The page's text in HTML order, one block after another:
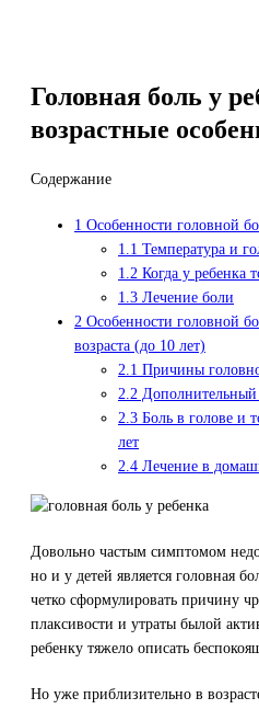
Головная боль у
возрастные
Содержание
1 Особенности головной
1.1 Температура и
1.2 Когда у ребенка
1.3 Лечение боли
2 Особенности головной
возраста (до 10 лет)
2.1 Причины
2.2 Дополнительный
2.3 Боль в голове и
лет
2.4 Лечение в
Довольно частым симптомом
но и у детей является головная
четко сформулировать причину
плаксивости и утраты былой
ребенку тяжело описать
Но уже приблизительно в